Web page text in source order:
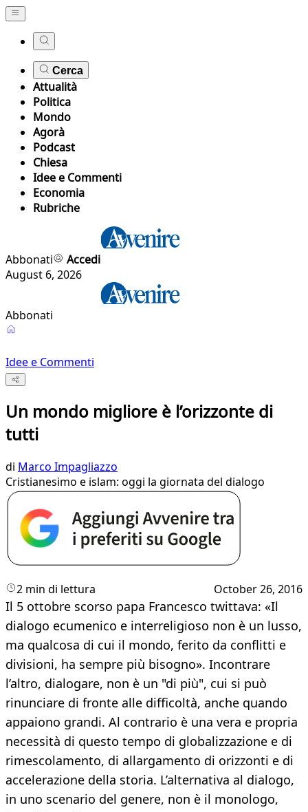
Cerca
Attualità
Politica
Mondo
Agorà
Podcast
Chiesa
Idee e Commenti
Economia
Rubriche
Abbonati
Accedi
August 6, 2026
Abbonati
Idee e Commenti
Un mondo migliore è l’orizzonte di
tutti
di Marco Impagliazzo
Cristianesimo e islam: oggi la giornata del dialogo
2 min di lettura October 26, 2016
Il 5 ottobre scorso papa Francesco twittava: «Il
dialogo ecumenico e interreligioso non è un lusso,
ma qualcosa di cui il mondo, ferito da conflitti e
divisioni, ha sempre più bisogno». Incontrare
l’altro, dialogare, non è un "di più", cui si può
rinunciare di fronte alle difficoltà, anche quando
appaiono grandi. Al contrario è una vera e propria
necessità di questo tempo di globalizzazione e di
rimescolamento, di allargamento di orizzonti e di
accelerazione della storia. L’alternativa al dialogo,
in uno scenario del genere, non è il monologo,